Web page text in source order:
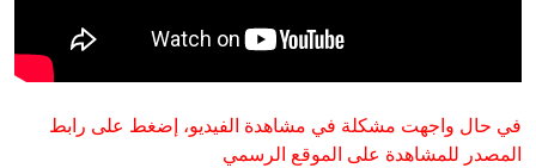
مناصب بإيران
مصر.. ارتفاع التضخم السنوي إلى 14.9%
وسط ترقب لقرار الفائدة
منها الحرس الثوري.. مجتبى خامنئي يعيد
في حال واجهت مشكلة في مشاهدة الفيديو، إضغط على رابط
المصدر للمشاهدة على الموقع الرسمي